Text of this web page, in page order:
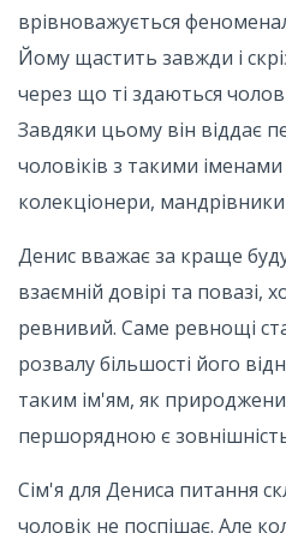
врівноважується
Йому щастить завжди і
через що ті здаються
Завдяки цьому він віддає
чоловіків з такими
колекціонери,
Денис вважає за краще
взаємній довірі та повазі,
ревнивий. Саме ревнощі
розвалу більшості його
таким ім'ям, як
першорядною є
Сім'я для Дениса питання
чоловік не поспішає. Але